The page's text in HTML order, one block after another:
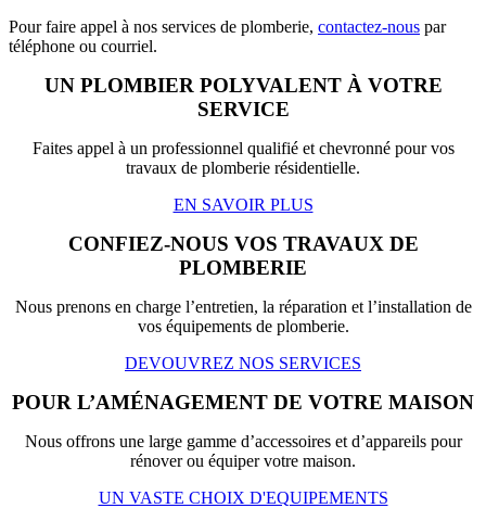
Pour faire appel à nos services de plomberie, contactez-nous par
téléphone ou courriel.
UN PLOMBIER POLYVALENT À VOTRE
SERVICE
Faites appel à un professionnel qualifié et chevronné pour vos
travaux de plomberie résidentielle.
EN SAVOIR PLUS
CONFIEZ-NOUS VOS TRAVAUX DE
PLOMBERIE
Nous prenons en charge l’entretien, la réparation et l’installation de
vos équipements de plomberie.
DEVOUVREZ NOS SERVICES
POUR L’AMÉNAGEMENT DE VOTRE MAISON
Nous offrons une large gamme d’accessoires et d’appareils pour
rénover ou équiper votre maison.
UN VASTE CHOIX D'EQUIPEMENTS